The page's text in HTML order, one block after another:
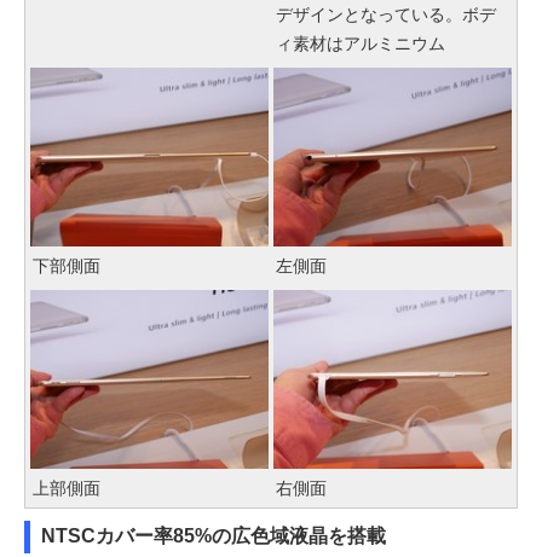
デザインとなっている。ボデ
ィ素材はアルミニウム
下部側面 左側面
上部側面 右側面
NTSCカバー率85%の広色域液晶を搭載